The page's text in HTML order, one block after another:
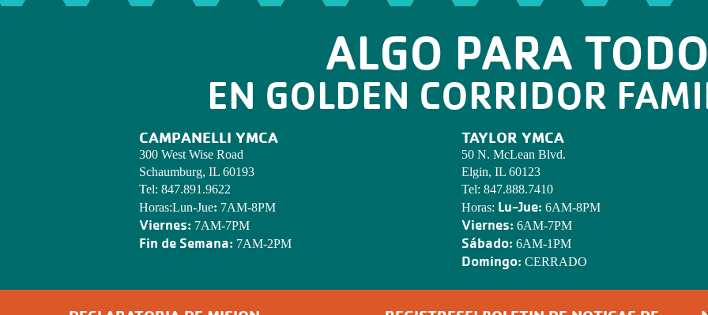
ALGO PARA
EN GOLDEN CORRIDOR
CAMPANELLI YMCA
300 West Wise Road
Schaumburg, IL 60193
Tel: 847.891.9622
Horas:Lun-Jue:7AM-8PM
Viernes:7AM-7PM
Fin de Semana:7AM-2PM
TAYLOR YMCA
50 N. McLean Blvd.
Elgin, IL 60123
Tel: 847.888.7410
Horas: Lu-Jue: 6AM-8PM
Viernes: 6AM-7PM
Sábado: 6AM-1PM
Domingo: CERRADO